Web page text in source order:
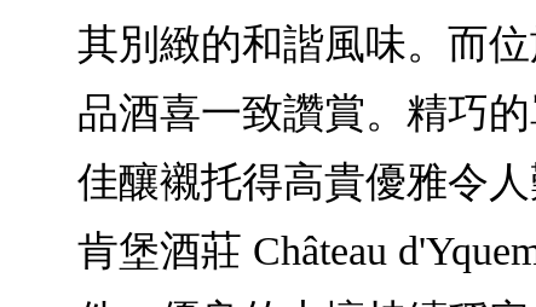
其別緻的和諧風味。而
品酒喜一致讚賞。精巧
佳釀襯托得高貴優雅令人
肯堡酒莊 Château